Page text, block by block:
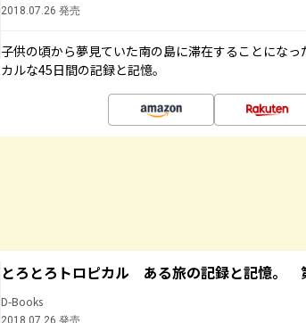
2018.07.26 発売
子供の頃から夢見ていた南の島に滞在することにな
カルな45日間の記録と記憶。
とろとろトロピカル ある旅の記録と記憶。
D-Books
2018.07.26 発売